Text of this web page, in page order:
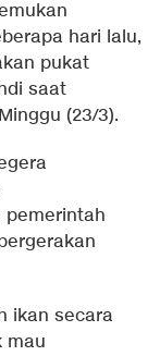
hari lalu,
pukat
saat
(23/3).
pemerintah
ikan secara
mau